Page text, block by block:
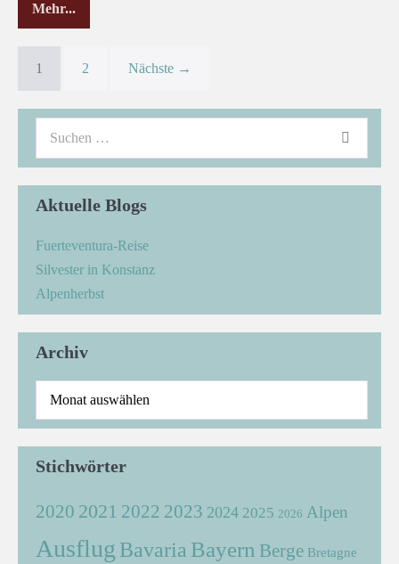
Mehr...
1 2 Nächste →
Aktuelle Blogs
Fuerteventura-Reise
Silvester in Konstanz
Alpenherbst
Archiv
Stichwörter
2020 2021 2022 2023 2024 2025 2026 Alpen
Ausflug Bavaria Bayern Berge Bretagne